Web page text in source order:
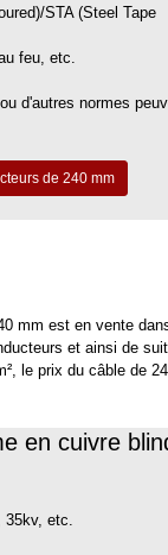
STA (Steel Tape
feu, etc.
d'autres normes
de 240 mm
mm est en vente
et ainsi de
le prix du câble de
en cuivre
etc.